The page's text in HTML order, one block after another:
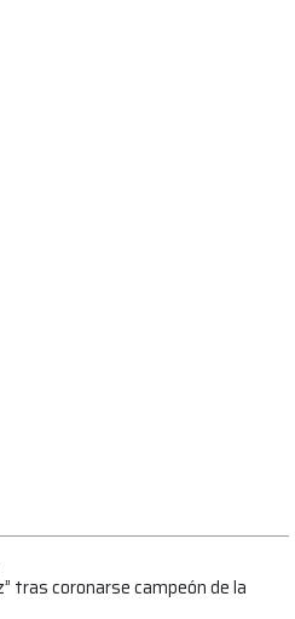
tras coronarse campeón de la